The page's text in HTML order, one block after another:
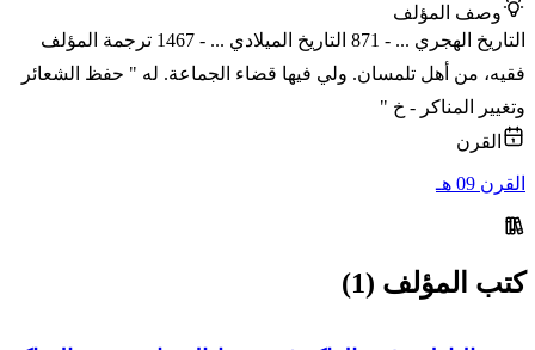
وصف المؤلف
التاريخ الهجري ... - 871 التاريخ الميلادي ... - 1467 ترجمة المؤلف
فقيه، من أهل تلمسان. ولي فيها قضاء الجماعة. له " حفظ الشعائر
وتغيير المناكر - خ "
القرن
القرن 09 هـ
كتب المؤلف (1)